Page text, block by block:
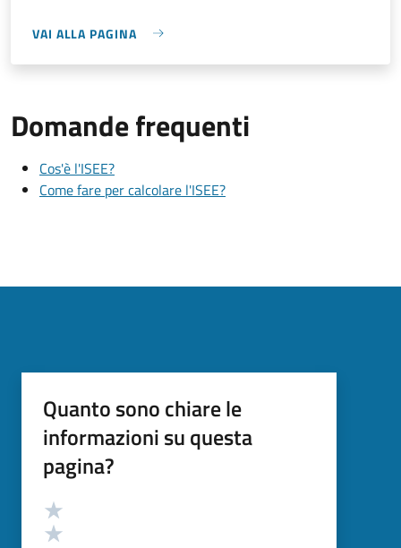
VAI ALLA PAGINA
Domande frequenti
Cos'è l'ISEE?
Come fare per calcolare l'ISEE?
Quanto sono chiare le
informazioni su questa
pagina?
Valutazione